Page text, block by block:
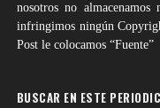
nosotros no
infringimos ningún
Post le colocamos “Fuente”
BUSCAR EN ESTE